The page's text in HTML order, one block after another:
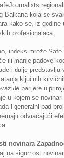
Balkana koja se
kako se, iz godine
profesionalaca.
indeks mreže
ili manje padove
i dalje
ključnih
barijere u
u kojem se
i generalni pad
odvraćajući
novinara
na sigurnost